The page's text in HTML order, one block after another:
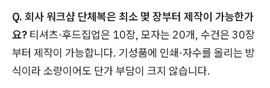
Q. 회사 워크샵 단체복은 최소 몇 장부터 제작이 가능한가
요? 티셔츠·후드집업은 10장, 모자는 20개, 수건은 30장
부터 제작이 가능합니다. 기성품에 인쇄·자수를 올리는 방
식이라 소량이어도 단가 부담이 크지 않습니다.